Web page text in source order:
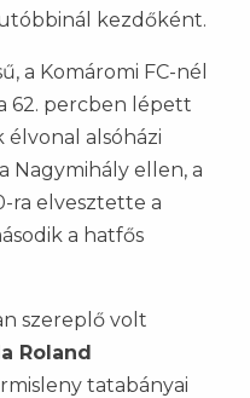
kezdőként.
a Komáromi FC-nél
62. percben lépett
élvonal alsóházi
Nagymihály ellen, a
ra elvesztette a
a hatfős
szereplő volt
Roland
tatabányai